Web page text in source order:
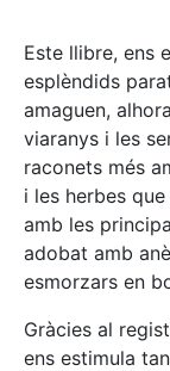
Este llibre, ens
esplèndids
amaguen,
viaranys i les
raconets més
i les herbes
amb les
adobat amb
esmorzars en
Gràcies al
ens estimula